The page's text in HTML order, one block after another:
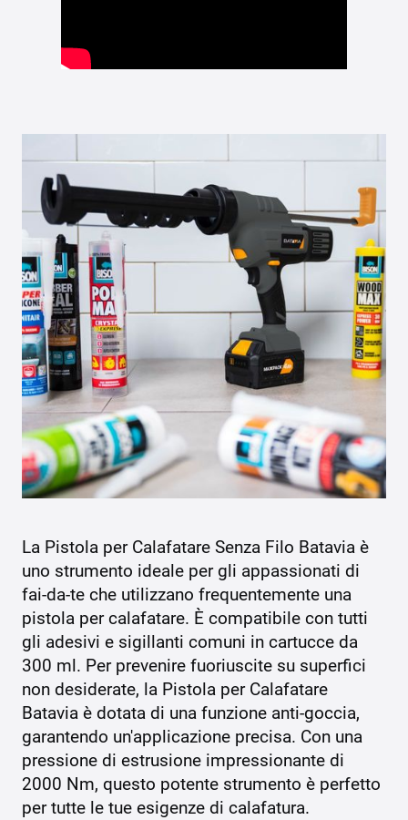
La Pistola per Calafatare Senza Filo Batavia è
uno strumento ideale per gli appassionati di
fai-da-te che utilizzano frequentemente una
pistola per calafatare. È compatibile con tutti
gli adesivi e sigillanti comuni in cartucce da
300 ml. Per prevenire fuoriuscite su superfici
non desiderate, la Pistola per Calafatare
Batavia è dotata di una funzione anti-goccia,
garantendo un'applicazione precisa. Con una
pressione di estrusione impressionante di
2000 Nm, questo potente strumento è perfetto
per tutte le tue esigenze di calafatura.